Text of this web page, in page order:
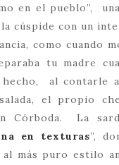
en el pueblo”,
cúspide con un
como cuando
tu madre
hecho, al contarle
el propio
Córboda. La
en texturas”,
más puro estilo